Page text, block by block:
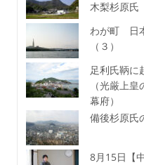
木梨杉原氏
わが町 日
（３）
足利氏鞆に
（光厳上
幕府）
備後杉原氏
8月15日【